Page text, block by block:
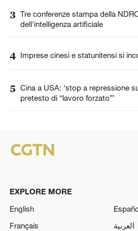
3 Tre conferenze stampa della
dell'intelligenza artificiale
4 Imprese cinesi e statunitensi si
5 Cina a USA: ‘stop a repressione
pretesto di “lavoro forzato”’
EXPLORE MORE
English
Français
العربية